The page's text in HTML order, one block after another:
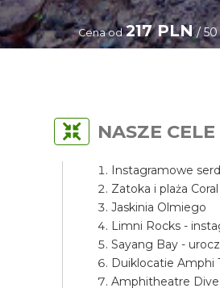
Cena od 217 PLN/ 50
NASZE CELE
Instagramowe
Zatoka i plaża
Jaskinia Olmiego
Limni Rocks -
Sayang Bay -
Duiklocatie Amphi
Amphitheatre